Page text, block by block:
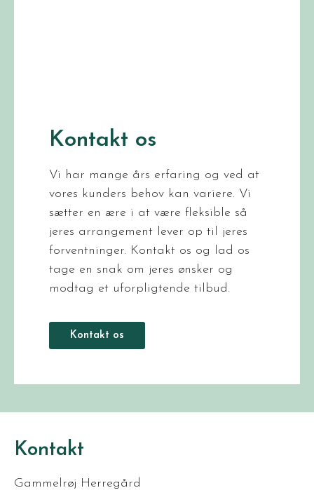
Kontakt os
Vi har mange års erfaring og ved at
vores kunders behov kan variere. Vi
sætter en ære i at være fleksible så
jeres arrangement lever op til jeres
forventninger. Kontakt os og lad os
tage en snak om jeres ønsker og
modtag et uforpligtende tilbud.
Kontakt os
Kontakt
Gammelrøj Herregård